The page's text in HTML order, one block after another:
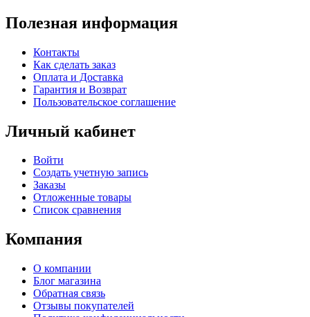
Полезная информация
Контакты
Как сделать заказ
Оплата и Доставка
Гарантия и Возврат
Пользовательское соглашение
Личный кабинет
Войти
Создать учетную запись
Заказы
Отложенные товары
Список сравнения
Компания
О компании
Блог магазина
Обратная связь
Отзывы покупателей